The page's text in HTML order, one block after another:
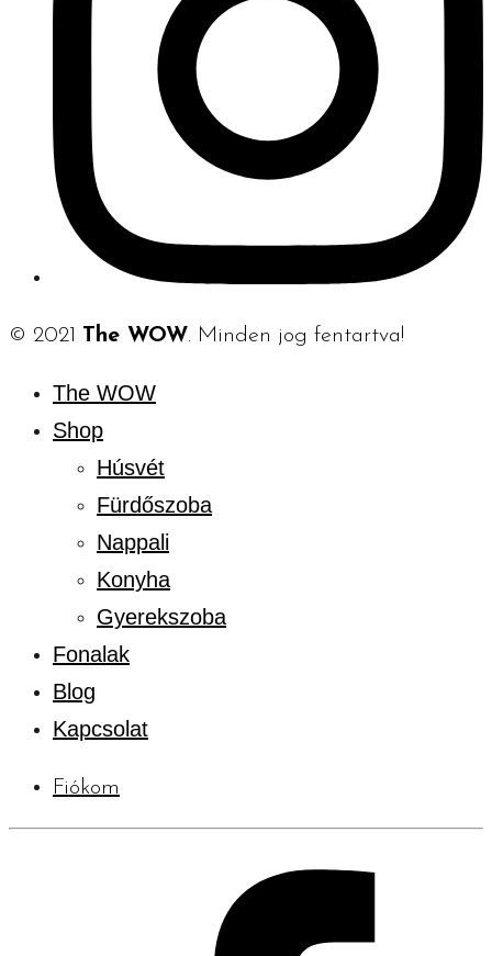
© 2021 The WOW. Minden jog fentartva!
The WOW
Shop
Húsvét
Fürdőszoba
Nappali
Konyha
Gyerekszoba
Fonalak
Blog
Kapcsolat
Fiókom